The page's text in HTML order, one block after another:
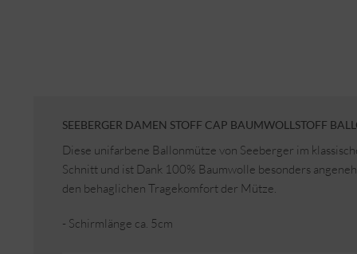
SEEBERGER DAMEN STOFF CAP BAUMWOLLSTOFF
Diese unifarbene Ballonmütze von Seeberger im
Schnitt und ist Dank 100% Baumwolle besonders
den behaglichen Tragekomfort der Mütze.
- Schirmlänge ca. 5cm